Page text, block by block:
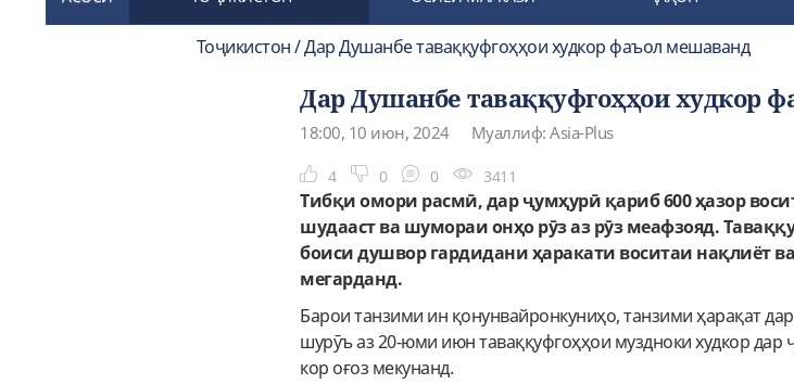
Тоҷикистон / Дар Душанбе таваққуфгоҳҳои худкор фаъол мешаванд
Дар Душанбе таваққуфгоҳҳои худкор
18:00, 10 июн, 2024 Муаллиф: Asia-Plus
4 0 0 3411
Тибқи омори расмӣ, дар ҷумҳурӣ қариб 600 ҳазор
шудааст ва шумораи онҳо рӯз аз рӯз меафзояд.
боиси душвор гардидани ҳаракати воситаи нақлиёт
мегарданд.
Барои танзими ин қонунвайронкуниҳо, танзими ҳарақат
шурӯъ аз 20-юми июн таваққуфгоҳҳои муздноки худкор
кор оғоз мекунанд.